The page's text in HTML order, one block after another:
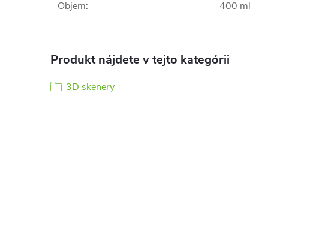
Objem: 400 ml
Produkt nájdete v tejto kategórii
3D skenery